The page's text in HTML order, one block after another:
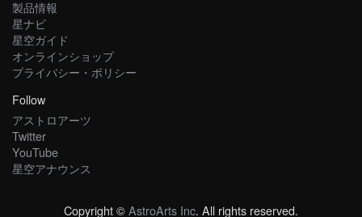
製品情報
星ナビ
星空ガイド
オンラインショップ
プライバシー・ポリシー
Follow
アストロアーツ
Twitter
YouTube
星空アナウンス
Copyright ©AstroArts Inc. All rights reserved.